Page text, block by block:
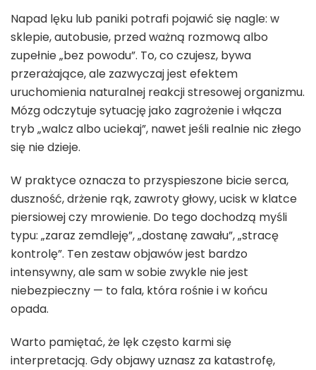
Napad lęku lub paniki potrafi pojawić się nagle: w
sklepie, autobusie, przed ważną rozmową albo
zupełnie „bez powodu”. To, co czujesz, bywa
przerażające, ale zazwyczaj jest efektem
uruchomienia naturalnej reakcji stresowej organizmu.
Mózg odczytuje sytuację jako zagrożenie i włącza
tryb „walcz albo uciekaj”, nawet jeśli realnie nic złego
się nie dzieje.
W praktyce oznacza to przyspieszone bicie serca,
duszność, drżenie rąk, zawroty głowy, ucisk w klatce
piersiowej czy mrowienie. Do tego dochodzą myśli
typu: „zaraz zemdleję”, „dostanę zawału”, „stracę
kontrolę”. Ten zestaw objawów jest bardzo
intensywny, ale sam w sobie zwykle nie jest
niebezpieczny — to fala, która rośnie i w końcu
opada.
Warto pamiętać, że lęk często karmi się
interpretacją. Gdy objawy uznasz za katastrofę,